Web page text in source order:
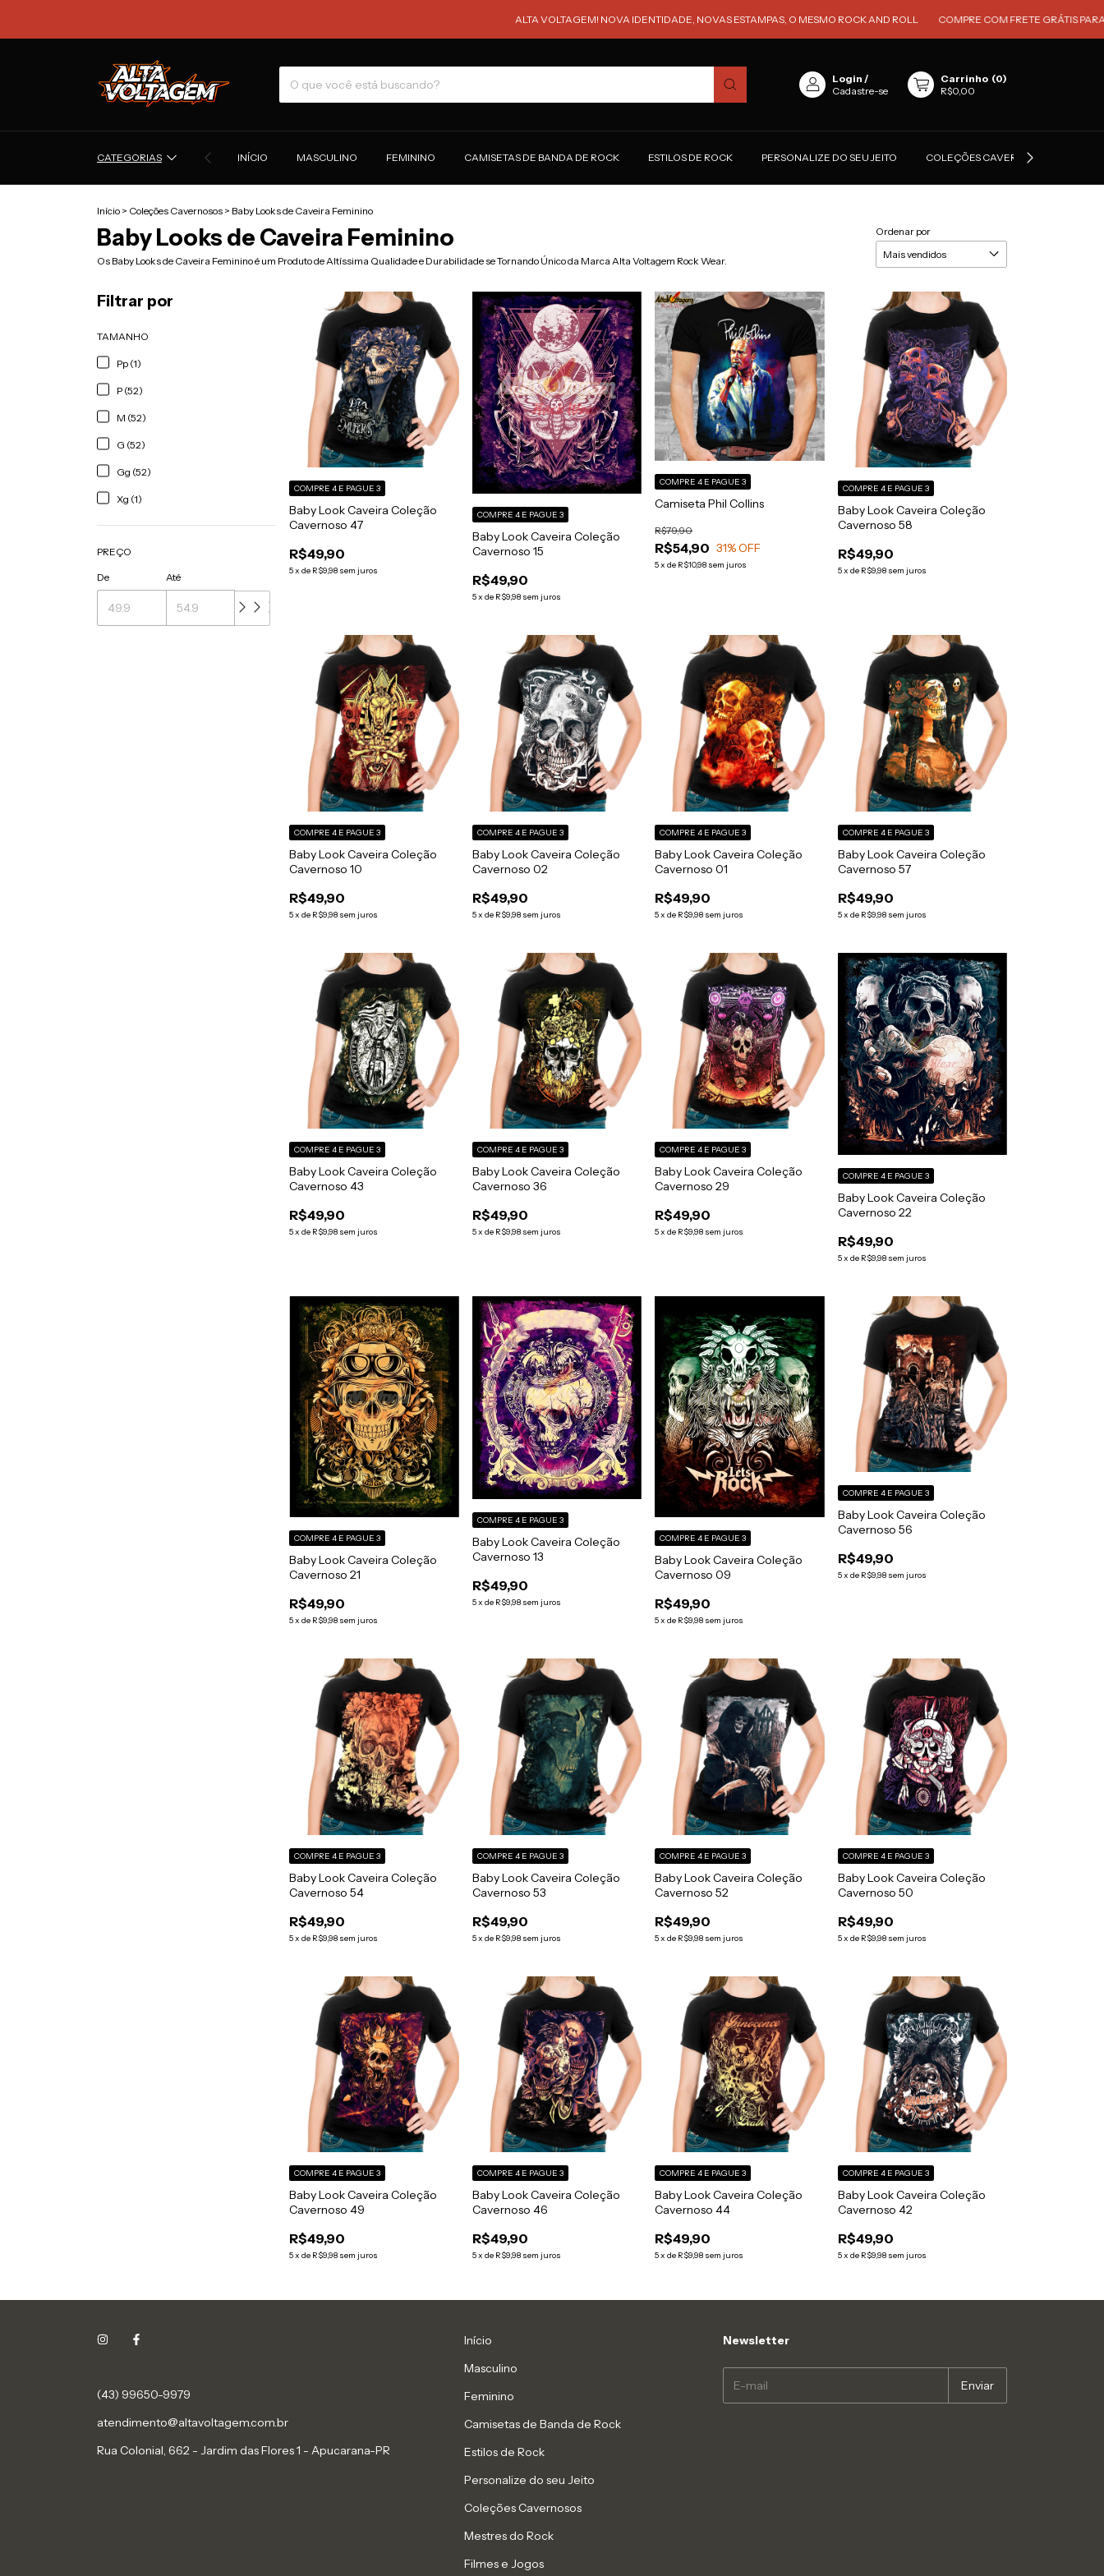
ALTA VOLTAGEM! NOVA IDENTIDADE, NOVAS ESTAMPAS, O MESMO ROCK AND ROLL COMPRE COM FRETE GRÁTIS PARA TODO O
Login /
Cadastre-se
Carrinho (0)
R$0,00
CATEGORIAS INÍCIO MASCULINO FEMININO CAMISETAS DE BANDA DE ROCK ESTILOS DE ROCK PERSONALIZE DO SEU JEITO COLEÇÕES CAVERNOSOS
Início > Coleções Cavernosos > Baby Looks de Caveira Feminino
Baby Looks de Caveira Feminino
Os Baby Looks de Caveira Feminino é um Produto de Altíssima Qualidade e Durabilidade se Tornando Único da Marca Alta Voltagem Rock Wear.
Ordenar por
Filtrar por
TAMANHO
Pp (1)
P (52)
M (52)
G (52)
Gg (52)
Xg (1)
PREÇO
De Até
Baby Look Caveira Coleção
Cavernoso 47
R$49,90
5xde R$9,98 sem juros
COMPRE 4 E PAGUE 3
Baby Look Caveira Coleção
Cavernoso 15
R$49,90
5x de R$9,98 sem juros
COMPRE 4 E PAGUE 3
Camiseta Phil Collins
R$54,90
R$79,90
31% OFF
5xde R$10,98 sem juros
COMPRE 4 E PAGUE 3
Baby Look Caveira Coleção
Cavernoso 58
R$49,90
5x de R$9,98 sem juros
COMPRE 4 E PAGUE 3
Baby Look Caveira Coleção
Cavernoso 10
R$49,90
5xde R$9,98 sem juros
COMPRE 4 E PAGUE 3
Baby Look Caveira Coleção
Cavernoso 02
R$49,90
5x de R$9,98 sem juros
COMPRE 4 E PAGUE 3
Baby Look Caveira Coleção
Cavernoso 01
R$49,90
5xde R$9,98 sem juros
COMPRE 4 E PAGUE 3
Baby Look Caveira Coleção
Cavernoso 57
R$49,90
5x de R$9,98 sem juros
COMPRE 4 E PAGUE 3
Baby Look Caveira Coleção
Cavernoso 43
R$49,90
5xde R$9,98 sem juros
COMPRE 4 E PAGUE 3
Baby Look Caveira Coleção
Cavernoso 36
R$49,90
5x de R$9,98 sem juros
COMPRE 4 E PAGUE 3
Baby Look Caveira Coleção
Cavernoso 29
R$49,90
5xde R$9,98 sem juros
COMPRE 4 E PAGUE 3
Baby Look Caveira Coleção
Cavernoso 22
R$49,90
5x de R$9,98 sem juros
COMPRE 4 E PAGUE 3
Baby Look Caveira Coleção
Cavernoso 21
R$49,90
5xde R$9,98 sem juros
COMPRE 4 E PAGUE 3
Baby Look Caveira Coleção
Cavernoso 13
R$49,90
5x de R$9,98 sem juros
COMPRE 4 E PAGUE 3
Baby Look Caveira Coleção
Cavernoso 09
R$49,90
5xde R$9,98 sem juros
COMPRE 4 E PAGUE 3
Baby Look Caveira Coleção
Cavernoso 56
R$49,90
5x de R$9,98 sem juros
COMPRE 4 E PAGUE 3
Baby Look Caveira Coleção
Cavernoso 54
R$49,90
5xde R$9,98 sem juros
COMPRE 4 E PAGUE 3
Baby Look Caveira Coleção
Cavernoso 53
R$49,90
5x de R$9,98 sem juros
COMPRE 4 E PAGUE 3
Baby Look Caveira Coleção
Cavernoso 52
R$49,90
5xde R$9,98 sem juros
COMPRE 4 E PAGUE 3
Baby Look Caveira Coleção
Cavernoso 50
R$49,90
5x de R$9,98 sem juros
COMPRE 4 E PAGUE 3
Baby Look Caveira Coleção
Cavernoso 49
R$49,90
5xde R$9,98 sem juros
COMPRE 4 E PAGUE 3
Baby Look Caveira Coleção
Cavernoso 46
R$49,90
5x de R$9,98 sem juros
COMPRE 4 E PAGUE 3
Baby Look Caveira Coleção
Cavernoso 44
R$49,90
5xde R$9,98 sem juros
COMPRE 4 E PAGUE 3
Baby Look Caveira Coleção
Cavernoso 42
R$49,90
5x de R$9,98 sem juros
COMPRE 4 E PAGUE 3
(43) 99650-9979
atendimento@altavoltagem.com.br
Rua Colonial, 662 - Jardim das Flores 1 - Apucarana-PR
Início
Masculino
Feminino
Camisetas de Banda de Rock
Estilos de Rock
Personalize do seu Jeito
Coleções Cavernosos
Mestres do Rock
Filmes e Jogos
Newsletter